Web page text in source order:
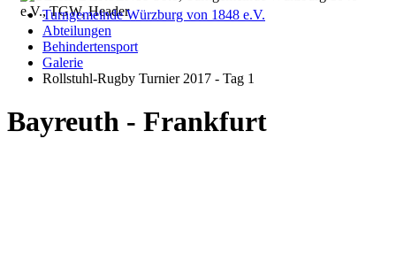
Turngemeinde Würzburg von 1848 e.V.
Abteilungen
Behindertensport
Galerie
Rollstuhl-Rugby Turnier 2017 - Tag 1
Bayreuth - Frankfurt